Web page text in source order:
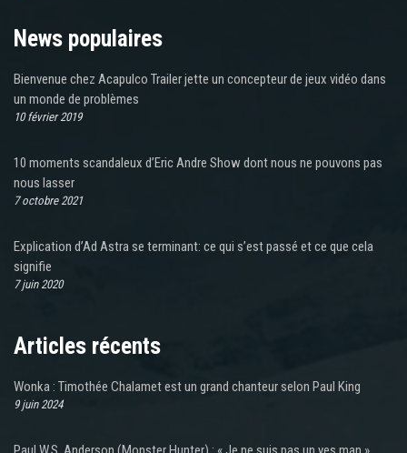
News populaires
Bienvenue chez Acapulco Trailer jette un concepteur de jeux vidéo dans
un monde de problèmes
10 février 2019
10 moments scandaleux d’Eric Andre Show dont nous ne pouvons pas
nous lasser
7 octobre 2021
Explication d’Ad Astra se terminant: ce qui s’est passé et ce que cela
signifie
7 juin 2020
Articles récents
Wonka : Timothée Chalamet est un grand chanteur selon Paul King
9 juin 2024